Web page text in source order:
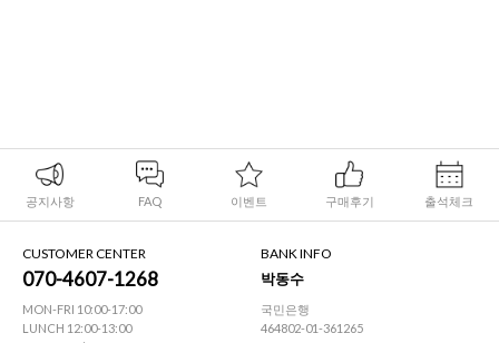
공지사항 FAQ 이벤트 구매후기 출석체크
CUSTOMER CENTER
070-4607-1268
MON-FRI 10:00-17:00
LUNCH 12:00-13:00
BANK INFO
박동수
국민은행
464802-01-361265